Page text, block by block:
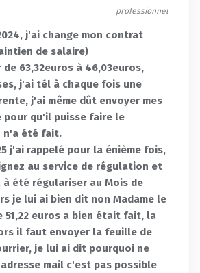
professionnel
j'ai change mon contrat
de salaire)
63,32euros à 46,03euros,
j'ai tél à chaque fois une
j'ai même dût envoyer mes
pour qu'il puisse faire le
n'a été fait.
j'ai rappelé pour la énième fois,
au service de régulation et
à été régulariser au Mois de
je lui ai bien dit non Madame le
51,22 euros a bien était fait, la
il faut envoyer la feuille de
je lui ai dit pourquoi ne
mail c'est pas possible